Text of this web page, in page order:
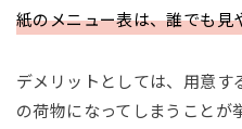
紙のメニュー表は、誰でも見
デメリットとしては、用意す
の荷物になってしまうことが